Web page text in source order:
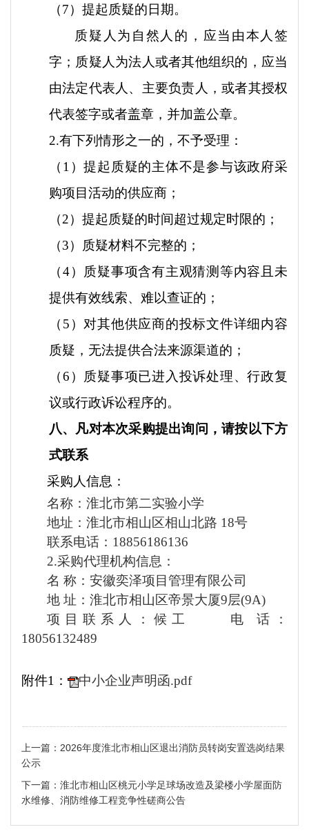
（7）提起质疑的日期。
质疑人为自然人的，应当由本人签
字；质疑人为法人或者其他组织的，应当
由法定代表人、主要负责人，或者其授权
代表签字或者盖章，并加盖公章。
2.有下列情形之一的，不予受理：
（ 1）提起质疑的主体不是参与该政府采
购项目活动的供应商；
（2）提起质疑的时间超过规定时限的；
（3）质疑材料不完整的；
（4）质疑事项含有主观猜测等内容且未
提供有效线索、难以查证的；
（ 5）对其他供应商的投标文件详细内容
质疑，无法提供合法来源渠道的；
（6）质疑事项已进入投诉处理、行政复
议或行政诉讼程序的。
八、凡对本次采购提出询问，请按以下方
式联系
采购人信息：
名称：淮北市第二实验小学
地址：淮北市相山区相山北路 18号
联系电话： 18856186136
2.采购代理机构信息：
名 称：安徽奕泽项目管理有限公司
地 址：淮北市相山区帝景大厦9层(9A)
项目联系人：候工 电
话：
18056132489
附件1： 中小企业声明函.pdf
上一篇： 2026年度淮北市相山区退出消防员转岗安置选岗结果
公示
下一篇： 淮北市相山区桃元小学足球场改造及梁楼小学屋面防
水维修、消防维修工程竞争性磋商公告